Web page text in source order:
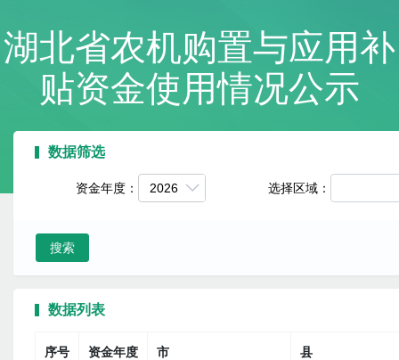
湖北省农机购置与应用补
贴资金使用情况公示
数据筛选
资金年度： 2026 选择区域：
数据列表
序号 资金年度 市 县